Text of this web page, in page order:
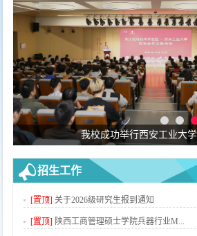
学位
质
我校成功举行西安工业大
招生工作
[置顶] 关于2026级研究生报到通知
[置顶] 陕西工商管理硕士学院兵器行业M...